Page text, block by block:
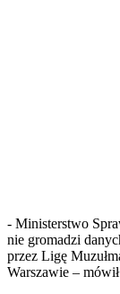
- Ministerstwo
nie gromadzi
przez Ligę
Warszawie –